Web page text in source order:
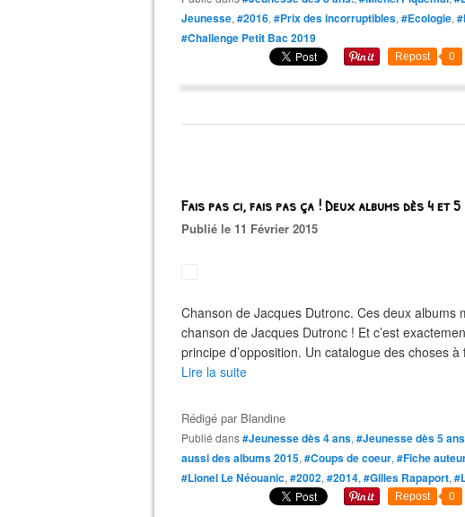
Jeunesse, #2016, #Prix des incorruptibles, #Ecologie,
#Challenge Petit Bac 2019
Repost 0
Fais pas ci, fais pas ça ! Deux albums dès 4 et
Publié le 11 Février 2015
Chanson de Jacques Dutronc. Ces deux albums
chanson de Jacques Dutronc ! Et c’est
principe d’opposition. Un catalogue des choses
Lire la suite
Rédigé par Blandine
Publié dans#Jeunesse dès 4 ans, #Jeunesse dès 5 ans
aussi des albums 2015, #Coups de coeur, #Fiche
#Lionel Le Néouanic, #2002, #2014, #Gilles Rapaport,
Repost 0